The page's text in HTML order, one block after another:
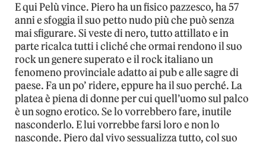
E qui Pelù vince. Piero ha un fisico pazzesco, ha 57
anni e sfoggia il suo petto nudo più che può senza
mai sfigurare. Si veste di nero, tutto attillato e in
parte ricalca tutti i cliché che ormai rendono il suo
rock un genere superato e il rock italiano un
fenomeno provinciale adatto ai pub e alle sagre di
paese. Fa un po’ ridere, eppure ha il suo perché. La
platea è piena di donne per cui quell’uomo sul palco
è un sogno erotico. Se lo vorrebbero fare, inutile
nasconderlo. E lui vorrebbe farsi loro e non lo
nasconde. Piero dal vivo sessualizza tutto, col suo